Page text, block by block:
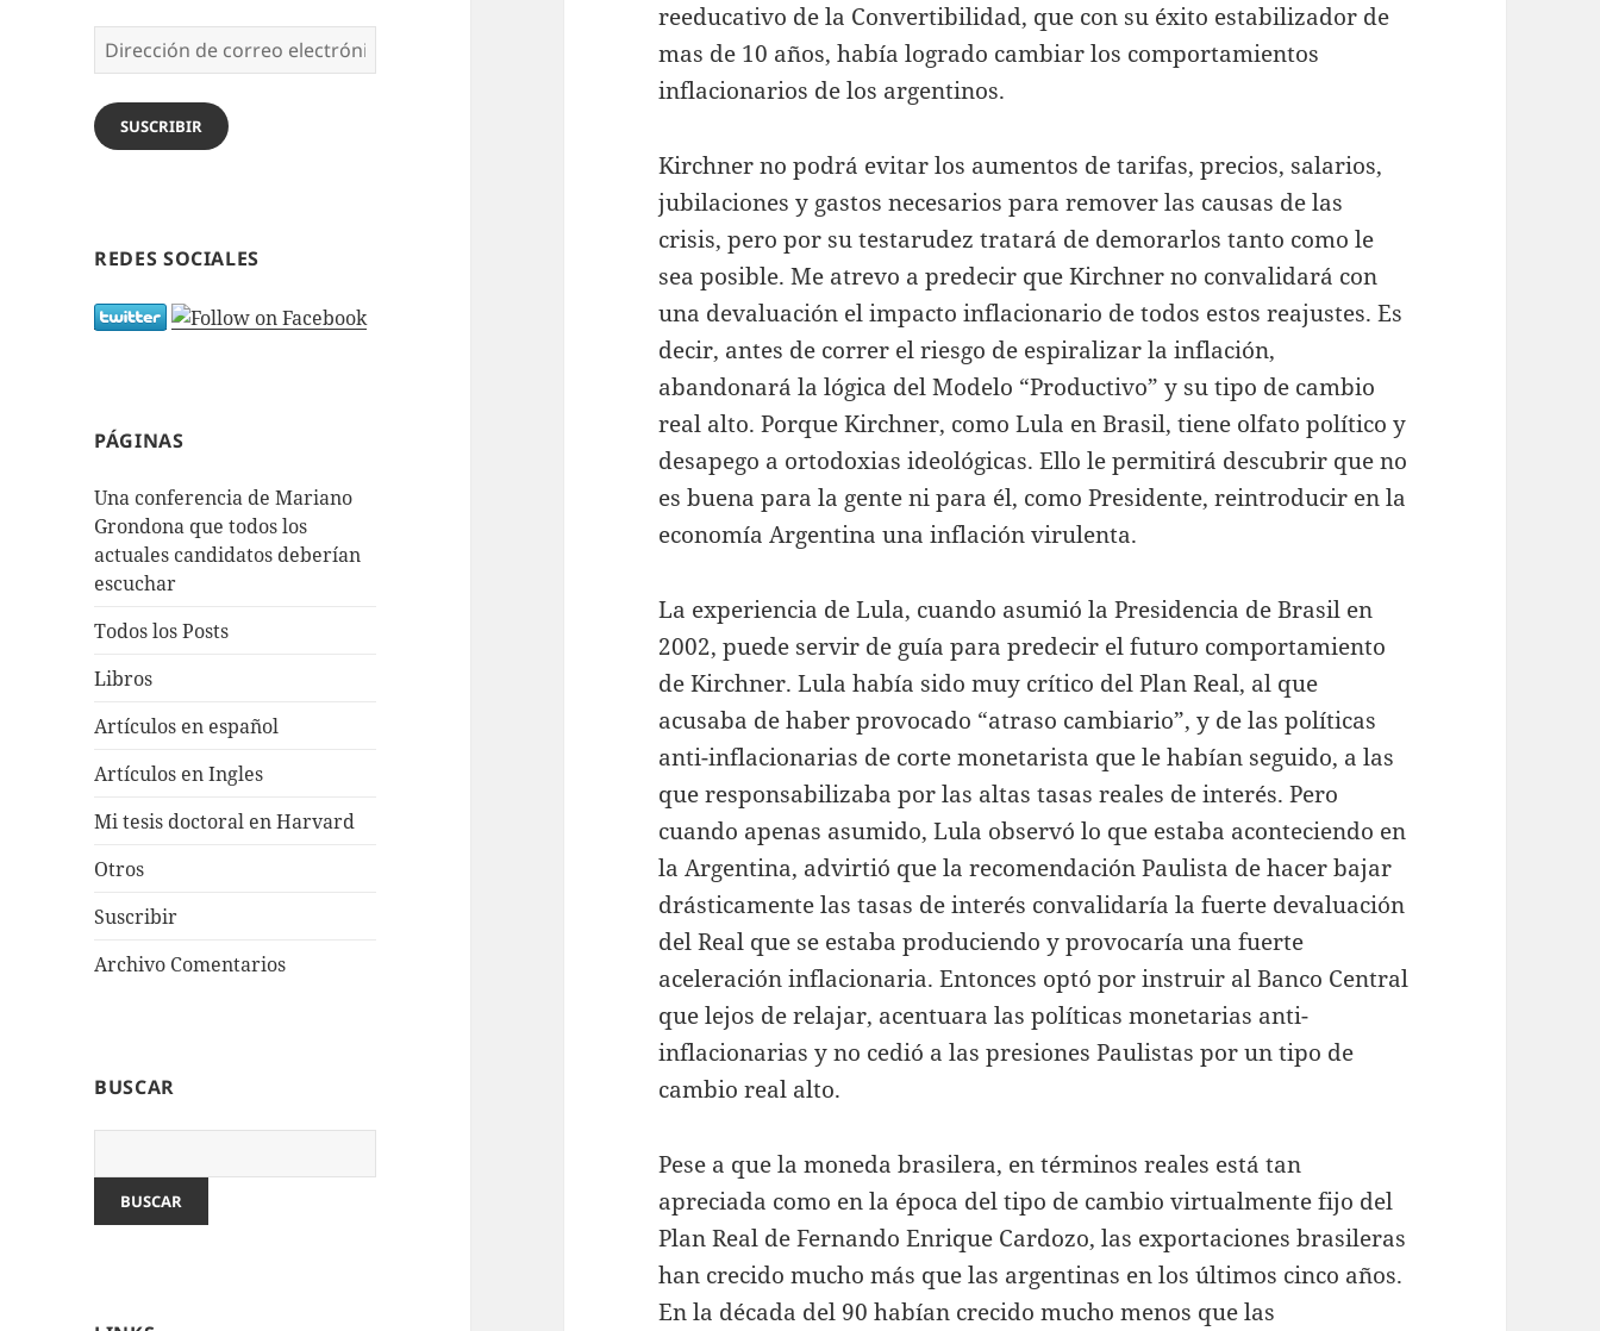
Dirección
de
correo
electrónico
SUSCRIBIR
REDES SOCIALES
PÁGINAS
Una conferencia de Mariano
Grondona que todos los
actuales candidatos deberían
escuchar
Todos los Posts
Libros
Artículos en español
Artículos en Ingles
Mi tesis doctoral en Harvard
Otros
Suscribir
Archivo Comentarios
BUSCAR
reeducativo de la Convertibilidad, que con su éxito estabilizador de
mas de 10 años, había logrado cambiar los comportamientos
inflacionarios de los argentinos.
Kirchner no podrá evitar los aumentos de tarifas, precios, salarios,
jubilaciones y gastos necesarios para remover las causas de las
crisis, pero por su testarudez tratará de demorarlos tanto como le
sea posible. Me atrevo a predecir que Kirchner no convalidará con
una devaluación el impacto inflacionario de todos estos reajustes. Es
decir, antes de correr el riesgo de espiralizar la inflación,
abandonará la lógica del Modelo “Productivo” y su tipo de cambio
real alto. Porque Kirchner, como Lula en Brasil, tiene olfato político y
desapego a ortodoxias ideológicas. Ello le permitirá descubrir que no
es buena para la gente ni para él, como Presidente, reintroducir en la
economía Argentina una inflación virulenta.
La experiencia de Lula, cuando asumió la Presidencia de Brasil en
2002, puede servir de guía para predecir el futuro comportamiento
de Kirchner. Lula había sido muy crítico del Plan Real, al que
acusaba de haber provocado “atraso cambiario”, y de las políticas
anti-inflacionarias de corte monetarista que le habían seguido, a las
que responsabilizaba por las altas tasas reales de interés. Pero
cuando apenas asumido, Lula observó lo que estaba aconteciendo en
la Argentina, advirtió que la recomendación Paulista de hacer bajar
drásticamente las tasas de interés convalidaría la fuerte devaluación
del Real que se estaba produciendo y provocaría una fuerte
aceleración inflacionaria. Entonces optó por instruir al Banco Central
que lejos de relajar, acentuara las políticas monetarias anti-
inflacionarias y no cedió a las presiones Paulistas por un tipo de
cambio real alto.
Pese a que la moneda brasilera, en términos reales está tan
apreciada como en la época del tipo de cambio virtualmente fijo del
Plan Real de Fernando Enrique Cardozo, las exportaciones brasileras
han crecido mucho más que las argentinas en los últimos cinco años.
En la década del 90 habían crecido mucho menos que las